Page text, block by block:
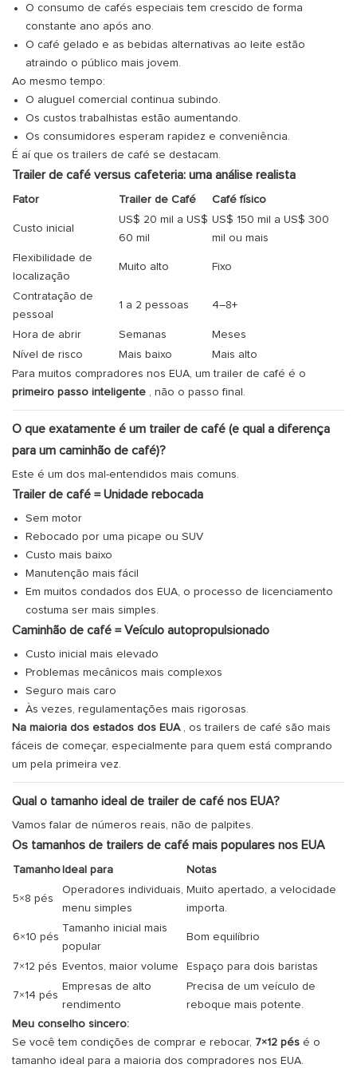
O consumo de cafés especiais tem crescido de forma
constante ano após ano.
O café gelado e as bebidas alternativas ao leite estão
atraindo o público mais jovem.
Ao mesmo tempo:
O aluguel comercial continua subindo.
Os custos trabalhistas estão aumentando.
Os consumidores esperam rapidez e conveniência.
É aí que os trailers de café se destacam.
Trailer de café versus cafeteria: uma análise realista
Fator Trailer de Café Café físico
Custo inicial
US$ 20 mil a US$
60 mil
US$ 150 mil a US$ 300
mil ou mais
Flexibilidade de
localização
Muito alto Fixo
Contratação de
pessoal
1 a 2 pessoas 4–8+
Hora de abrir Semanas
Meses
Nível de risco
Mais baixo
Mais alto
Para muitos compradores nos EUA, um trailer de café é o
primeiro passo inteligente , não o passo final.
O que exatamente é um trailer de café (e qual a diferença
para um caminhão de café)?
Este é um dos mal-entendidos mais comuns.
Trailer de café = Unidade rebocada
Sem motor
Rebocado por uma picape ou SUV
Custo mais baixo
Manutenção mais fácil
Em muitos condados dos EUA, o processo de licenciamento
costuma ser mais simples.
Caminhão de café = Veículo autopropulsionado
Custo inicial mais elevado
Problemas mecânicos mais complexos
Seguro mais caro
Às vezes, regulamentações mais rigorosas.
Na maioria dos estados dos EUA, os trailers de café são mais
fáceis de começar, especialmente para quem está comprando
um pela primeira vez.
Qual o tamanho ideal de trailer de café nos EUA?
Vamos falar de números reais, não de palpites.
Os tamanhos de trailers de café mais populares nos EUA
Tamanho Ideal para Notas
5×8 pés
Operadores individuais,
menu simples
Muito apertado, a velocidade
importa.
6×10 pés
Tamanho inicial mais
popular
Bom equilíbrio
7×12 pés Eventos, maior volume Espaço para dois baristas
7×14 pés
Empresas de alto
rendimento
Precisa de um veículo de
reboque mais potente.
Meu conselho sincero:
Se você tem condições de comprar e rebocar, 7×12 pés é o
tamanho ideal para a maioria dos compradores nos EUA.